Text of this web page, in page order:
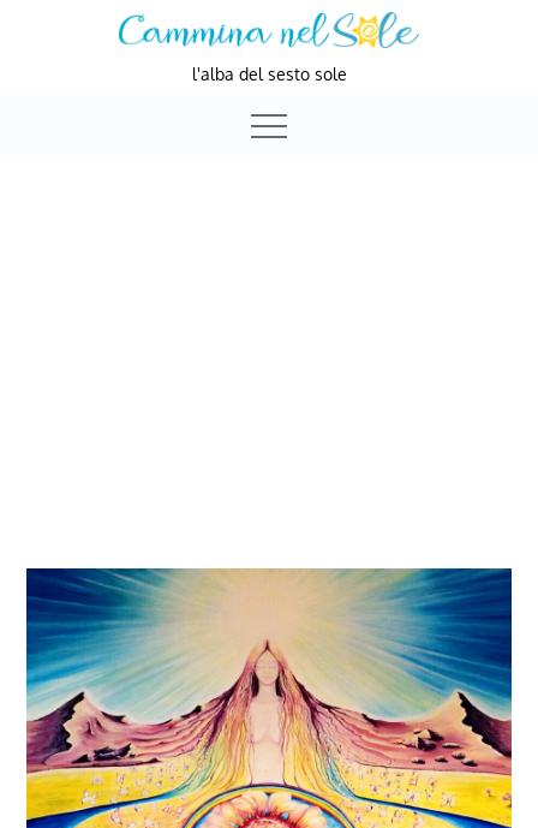
l'alba del sesto sole